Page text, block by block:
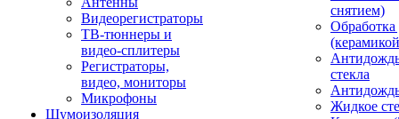
Видеорегистраторы
ТВ-тюннеры и
видео-сплитеры
Регистраторы,
видео, мониторы
Микрофоны
Шумоизоляция
снятием)
Обработка
стекла
Жидкое